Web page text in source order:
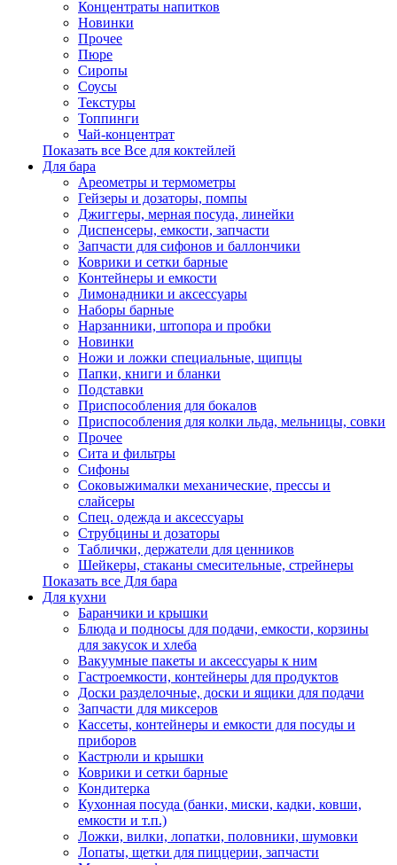
Концентраты напитков
Новинки
Прочее
Пюре
Сиропы
Соусы
Текстуры
Топпинги
Чай-концентрат
Показать все Все для коктейлей
Для бара
Ареометры и термометры
Гейзеры и дозаторы, помпы
Джиггеры, мерная посуда, линейки
Диспенсеры, емкости, запчасти
Запчасти для сифонов и баллончики
Коврики и сетки барные
Контейнеры и емкости
Лимонадники и аксессуары
Наборы барные
Нарзанники, штопора и пробки
Новинки
Ножи и ложки специальные, щипцы
Папки, книги и бланки
Подставки
Приспособления для бокалов
Приспособления для колки льда, мельницы, совки
Прочее
Сита и фильтры
Сифоны
Соковыжималки механические, прессы и
слайсеры
Спец. одежда и аксессуары
Струбцины и дозаторы
Таблички, держатели для ценников
Шейкеры, стаканы смесительные, стрейнеры
Показать все Для бара
Для кухни
Баранчики и крышки
Блюда и подносы для подачи, емкости, корзины
для закусок и хлеба
Вакуумные пакеты и аксессуары к ним
Гастроемкости, контейнеры для продуктов
Доски разделочные, доски и ящики для подачи
Запчасти для миксеров
Кассеты, контейнеры и емкости для посуды и
приборов
Кастрюли и крышки
Коврики и сетки барные
Кондитерка
Кухонная посуда (банки, миски, кадки, ковши,
емкости и т.п.)
Ложки, вилки, лопатки, половники, шумовки
Лопаты, щетки для пиццерии, запчасти